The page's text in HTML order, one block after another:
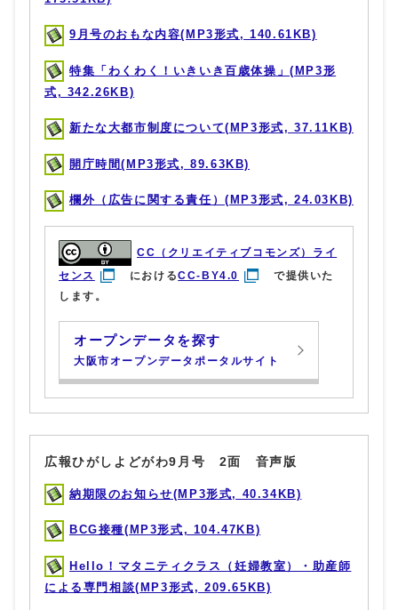
9月号のおもな内容(MP3形式, 140.61KB)
特集「わくわく！いきいき百歳体操」(MP3形
式, 342.26KB)
新たな大都市制度について(MP3形式, 37.11KB)
開庁時間(MP3形式, 89.63KB)
欄外（広告に関する責任）(MP3形式, 24.03KB)
CC（クリエイティブコモンズ）ライ
センス
におけるCC-BY4.0
で提供いた
します。
オープンデータを探す
大阪市オープンデータポータルサイト
広報ひがしよどがわ9月号 2面 音声版
納期限のお知らせ(MP3形式, 40.34KB)
BCG接種(MP3形式, 104.47KB)
Hello！マタニティクラス（妊婦教室）・助産師
による専門相談(MP3形式, 209.65KB)